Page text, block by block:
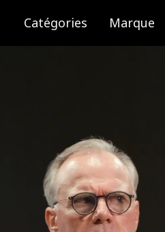
Catégories Marque